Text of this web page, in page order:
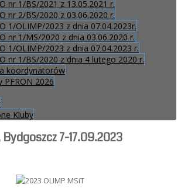
nr 1/BS/2021 z 13.05.2021 r.
nr 2/BS/2020 z 03.06.2020 r.
1/OLIMP/2023 z dnia 07.04.2023r.
nr 1/MS/2020 z dnia 03.06.2020 r.
1/OLIMP/2023 z dnia 07.04.2023 r.
nr 1/BS/2020 z dnia 4 lutego 2020 r.
koordynatorów
PFRON 2026
Kluby
7-17.09.2023